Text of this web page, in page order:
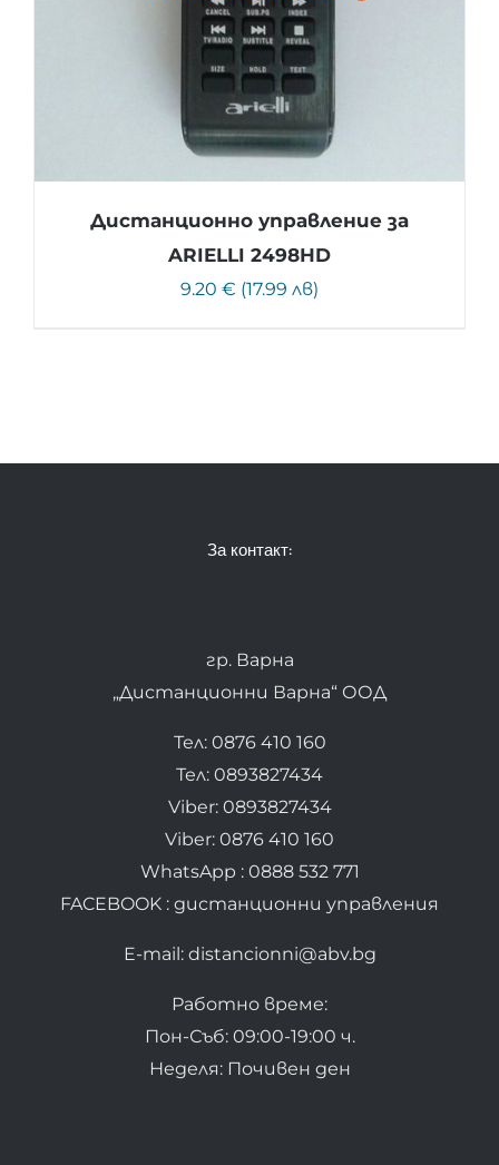
Дистанционно управление за
ARIELLI 2498HD
9.20 € (17.99 лв)
За контакт:
гр. Варна
„Дистанционни Варна“ ООД
Тел: 0876 410 160
Тел: 0893827434
Viber: 0893827434
Viber: 0876 410 160
WhatsApp : 0888 532 771
FACEBOOK : дистанционни управления
E-mail: distancionni@abv.bg
Работно време:
Пон-Съб: 09:00-19:00 ч.
Неделя: Почивен ден